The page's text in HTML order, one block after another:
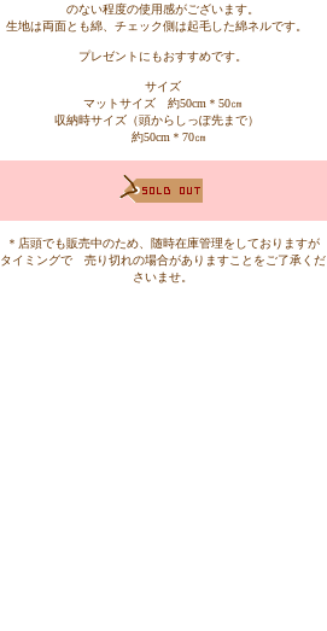
のない程度の使用感がございます。
生地は両面とも綿、チェック側は起毛した綿ネルです。
プレゼントにもおすすめです。
サイズ
マットサイズ 約50cm＊50㎝
収納時サイズ（頭からしっぽ先まで）
約50cm＊70㎝
＊店頭でも販売中のため、随時在庫管理をしておりますが
タイミングで 売り切れの場合がありますことをご了承くだ
さいませ。